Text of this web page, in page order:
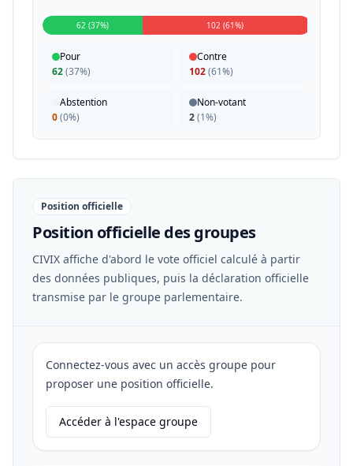
62 (37%) 102 (61%)
Pour
62(37%)
Contre
102(61%)
Abstention
0(0%)
Non-votant
2(1%)
Position officielle
Position officielle des groupes
CIVIX affiche d'abord le vote officiel calculé à partir
des données publiques, puis la déclaration officielle
transmise par le groupe parlementaire.
Connectez-vous avec un accès groupe pour
proposer une position officielle.
Accéder à l'espace groupe